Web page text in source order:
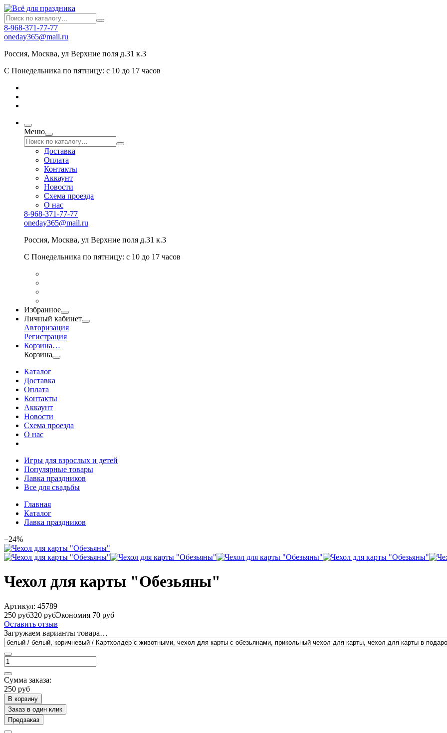
8-968-371-77-77
oneday365@mail.ru
Россия, Москва, ул Верхние поля д.31 к.3
С Понедельника по пятницу: с 10 до 17 часов
Меню
Доставка
Оплата
Контакты
Аккаунт
Новости
Схема проезда
О нас
8-968-371-77-77
oneday365@mail.ru
Россия, Москва, ул Верхние поля д.31 к.3
С Понедельника по пятницу: с 10 до 17 часов
Избранное
Личный кабинет
Авторизация
Регистрация
Корзина…
Корзина
Каталог
Доставка
Оплата
Контакты
Аккаунт
Новости
Схема проезда
О нас
Игры для взрослых и детей
Популярные товары
Лавка праздников
Все для свадьбы
Главная
Каталог
Лавка праздников
−24%
Чехол для карты "Обезьяны"
Артикул: 45789
250 руб320 рубЭкономия 70 руб
Оставить отзыв
Загружаем варианты товара…
Сумма заказа:
250 руб
В корзину
Заказ в один клик
Предзаказ